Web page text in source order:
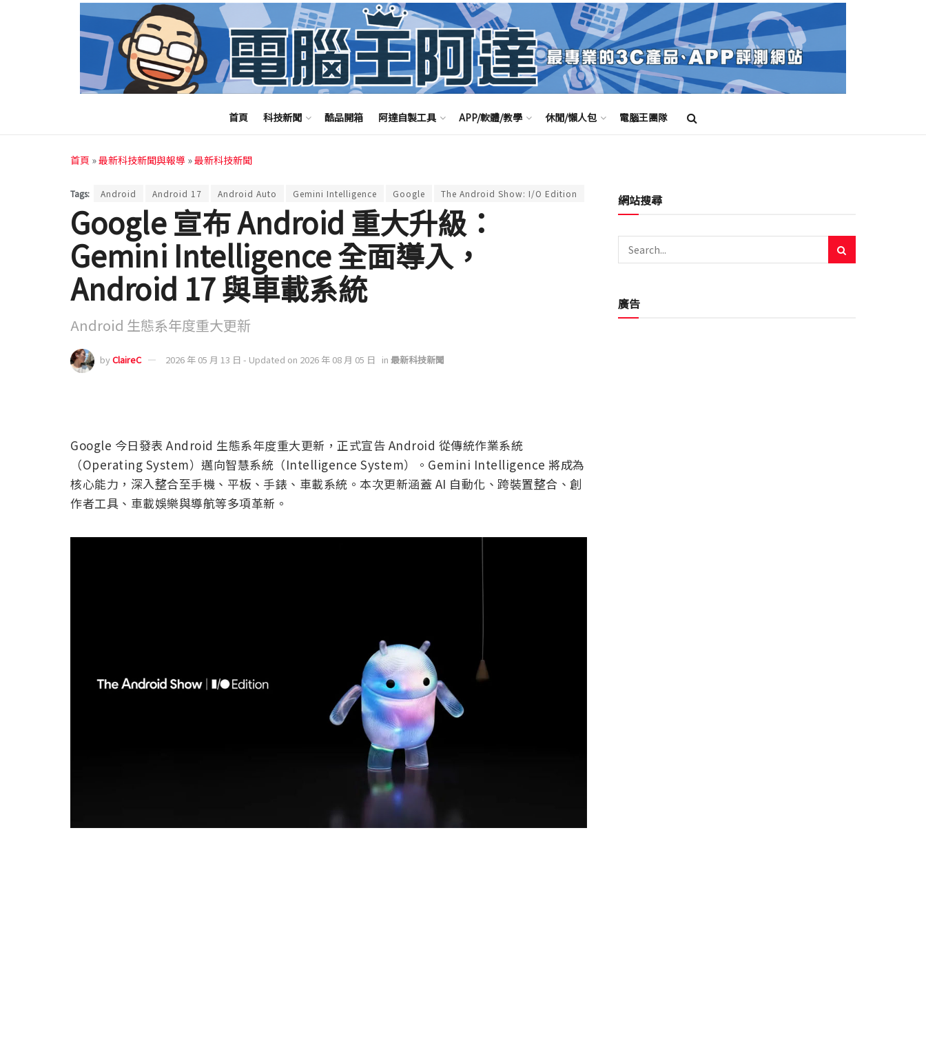
首頁 科技新聞 酷品開箱 阿達自製工具 APP/軟體/教學 休閒/懶人包 電腦王團隊
首頁 »最新科技新聞與報導 »最新科技新聞
Tags: Android Android 17 Android Auto Gemini Intelligence Google The Android Show: I/O Edition
Google 宣布 Android 重大升級：
Gemini Intelligence 全面導入，
Android 17 與車載系統
Android 生態系年度重大更新
byClaireC 2026 年 05 月 13 日 - Updated on 2026 年 08 月 05 日 in 最新科技新聞
Google 今日發表 Android 生態系年度重大更新，正式宣告 Android 從傳統作業系統
（Operating System）邁向智慧系統（Intelligence System）。Gemini Intelligence 將成為
核心能力，深入整合至手機、平板、手錶、車載系統。本次更新涵蓋 AI 自動化、跨裝置整合、創
作者工具、車載娛樂與導航等多項革新。
網站搜尋
廣告